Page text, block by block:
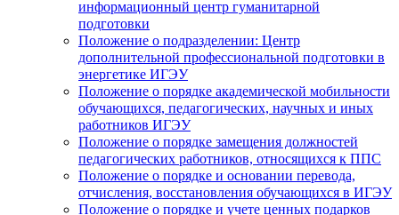
информационный центр гуманитарной
подготовки
Положение о подразделении: Центр
дополнительной профессиональной подготовки в
энергетике ИГЭУ
Положение о порядке академической мобильности
обучающихся, педагогических, научных и иных
работников ИГЭУ
Положение о порядке замещения должностей
педагогических работников, относящихся к ППС
Положение о порядке и основании перевода,
отчисления, восстановления обучающихся в ИГЭУ
Положение о порядке и учете ценных подарков